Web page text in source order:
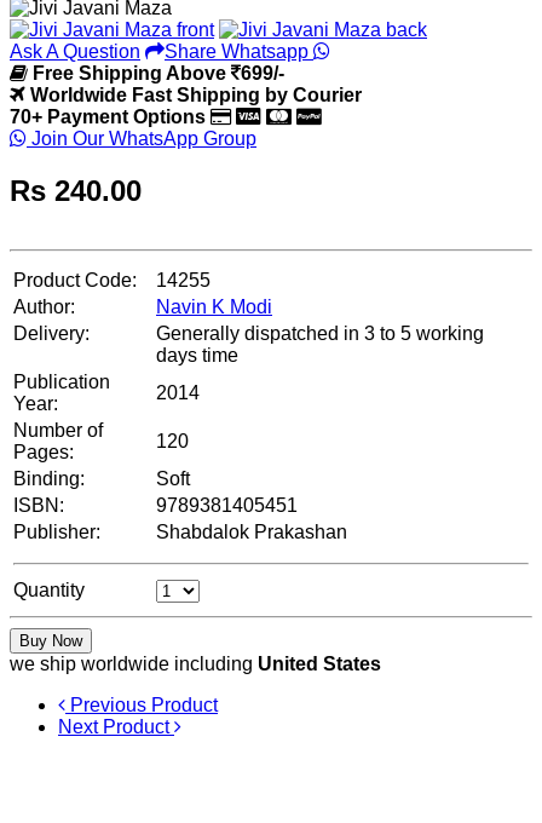
Ask A Question
Share Whatsapp
Free Shipping Above
699/-
Worldwide Fast Shipping by Courier
70+ Payment Options
Join Our WhatsApp Group
Rs 240.00
Product Code:
14255
Author:
Navin K Modi
Delivery:
Generally dispatched in 3 to 5 working
days time
Publication
Year:
2014
Number of
Pages:
120
Binding:
Soft
ISBN:
9789381405451
Publisher:
Shabdalok Prakashan
Quantity
Buy Now
we ship worldwide including United States
Previous Product
Next Product